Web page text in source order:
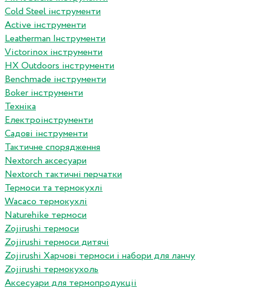
Сold Steel інструменти
Active інструменти
Leatherman Інструменти
Victorinox інструменти
HX Outdoors інструменти
Benchmade інструменти
Boker інструменти
Техніка
Електроінструменти
Садові інструменти
Тактичне спорядження
Nextorch аксесуари
Nextorch тактичні перчатки
Термоси та термокухлі
Wacaco термокухлі
Naturehike термоси
Zojirushi термоси
Zojirushi термоси дитячі
Zojirushi Харчові термоси і набори для ланчу
Zojirushi термокухоль
Аксесуари для термопродукціі